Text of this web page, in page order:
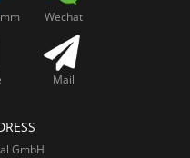
Wechat
Mail
GmbH